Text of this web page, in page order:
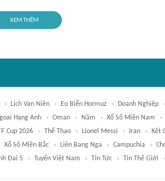
XEM THÊM
Lịch Vạn Niên Eo Biển Hormuz Doanh Nghiệp
Hạng Anh
Oman Năm Xổ Số Miền Nam
Cup 2026
Thể Thao Lionel Messi Iran Kết
Xổ Số Miền Bắc
Liên Bang Nga Campuchia
Đai 5
Tuyển Việt Nam Tin Tức Tin Thế Giới